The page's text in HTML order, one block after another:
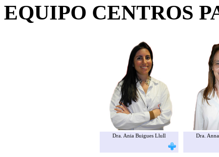
EQUIPO CENTROS
Dra. Ania Buigues Llull Dra.